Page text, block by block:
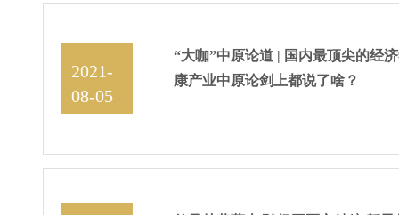
“大咖”中原论道 | 国内最顶尖的经
康产业中原论剑上都说了啥？
2021-
08-05